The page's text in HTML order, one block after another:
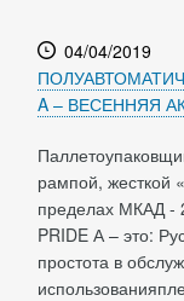
04/04/2019
A – ВЕСЕННЯЯ
рампой, жесткой
пределах МКАД -
PRIDE А – это:
простота в